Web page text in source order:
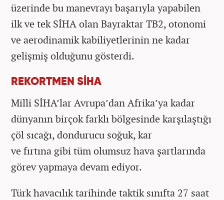
üzerinde bu manevrayı başarıyla yapabilen
ilk ve tek SİHA olan Bayraktar TB2, otonomi
ve aerodinamik kabiliyetlerinin ne kadar
gelişmiş olduğunu gösterdi.
REKORTMEN SİHA
Milli SİHA’lar Avrupa’dan Afrika’ya kadar
dünyanın birçok farklı bölgesinde karşılaştığı
çöl sıcağı, dondurucu soğuk, kar
ve fırtına gibi tüm olumsuz hava şartlarında
görev yapmaya devam ediyor.
Türk havacılık tarihinde taktik sınıfta 27 saat